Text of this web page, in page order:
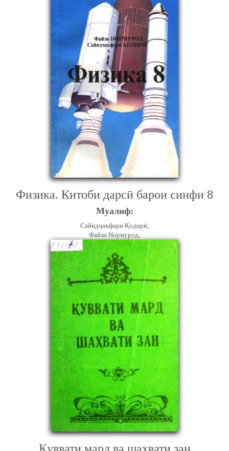
Физика. Китоби дарсӣ барои синфи 8
Муалиф:
Сайидҷаъфари Қодирӣ,
Файзи Нормурод,